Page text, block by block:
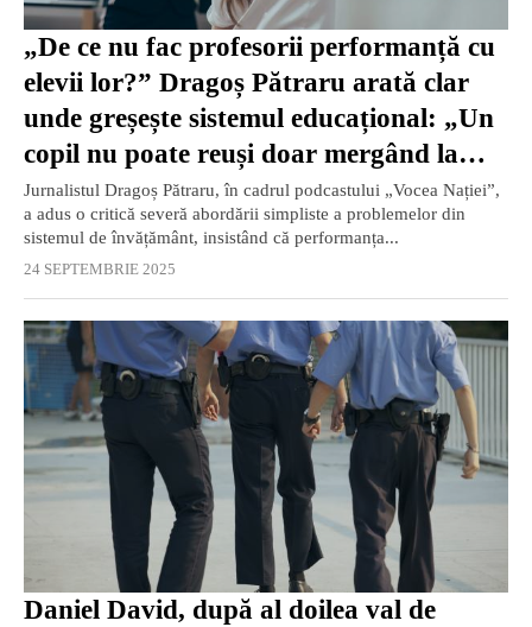
„De ce nu fac profesorii performanță cu
elevii lor?” Dragoș Pătraru arată clar
unde greșește sistemul educațional: „Un
copil nu poate reuși doar mergând la
școală și având dascăli cu salarii bune”
Jurnalistul Dragoș Pătraru, în cadrul podcastului „Vocea Nației”,
a adus o critică severă abordării simpliste a problemelor din
sistemul de învățământ, insistând că performanța...
24 SEPTEMBRIE 2025
Daniel David, după al doilea val de